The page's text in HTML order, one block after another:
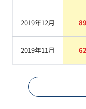
2019年12月
2019年11月